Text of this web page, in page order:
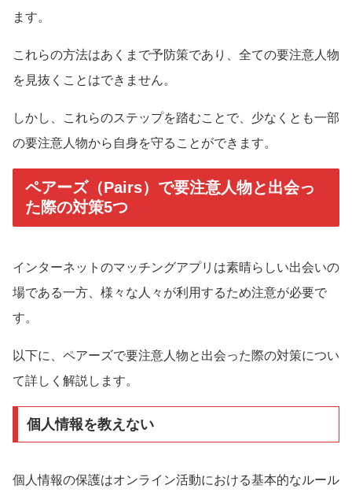
ます。
これらの方法はあくまで予防策であり、全ての要注意人物
を見抜くことはできません。
しかし、これらのステップを踏むことで、少なくとも一部
の要注意人物から自身を守ることができます。
ペアーズ（Pairs）で要注意人物と出会っ
た際の対策5つ
インターネットのマッチングアプリは素晴らしい出会いの
場である一方、様々な人々が利用するため注意が必要で
す。
以下に、ペアーズで要注意人物と出会った際の対策につい
て詳しく解説します。
個人情報を教えない
個人情報の保護はオンライン活動における基本的なルール